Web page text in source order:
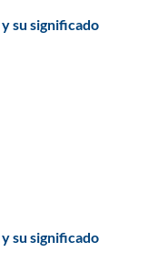
su significado
su significado